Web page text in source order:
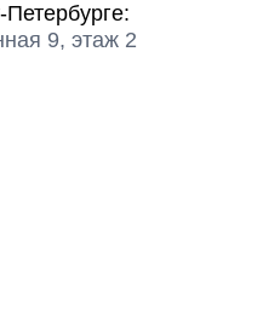
9, этаж 2